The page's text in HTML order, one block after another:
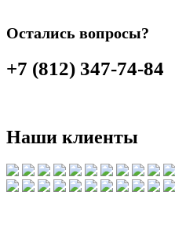
Остались вопросы?
+7 (812) 347-74-84
Наши клиенты